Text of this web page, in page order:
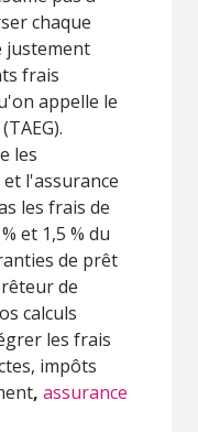
chaque
justement
frais
appelle le
(TAEG).
les
l'assurance
les frais de
et 1,5 % du
de prêt
de
calculs
les frais
impôts
, assurance